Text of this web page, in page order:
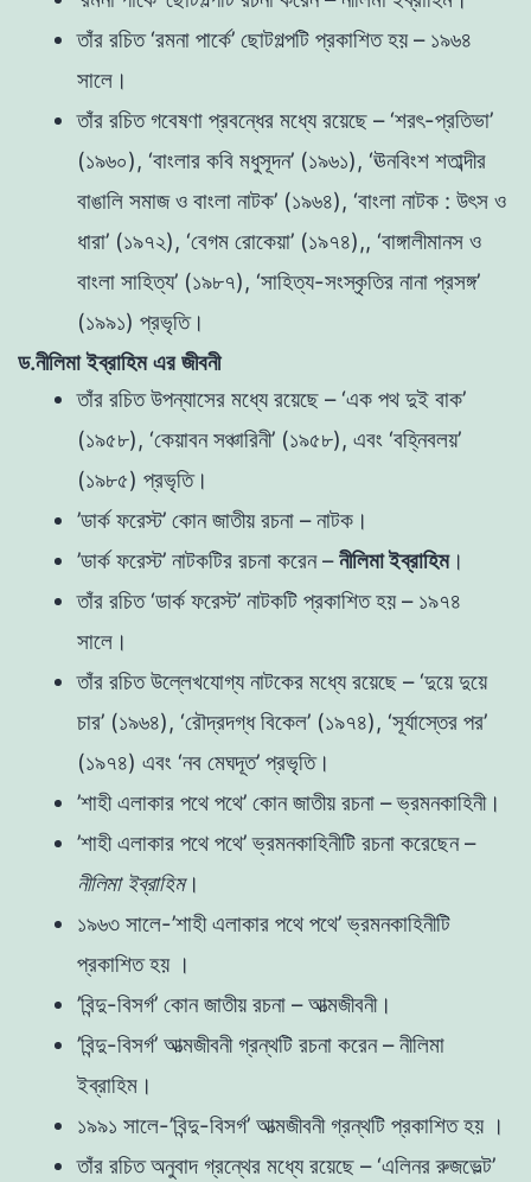
তাঁর রচিত ‘রমনা পার্কে’ ছোটগল্পটি প্রকাশিত হয় – ১৯৬৪
সালে।
তাঁর রচিত গবেষণা প্রবন্ধের মধ্যে রয়েছে – ‘শরৎ-প্রতিভা’
(১৯৬০), ‘বাংলার কবি মধুসূদন’ (১৯৬১), ‘ঊনবিংশ শতাব্দীর
বাঙালি সমাজ ও বাংলা নাটক’ (১৯৬৪), ‘বাংলা নাটক : উৎস ও
ধারা’ (১৯৭২), ‘বেগম রোকেয়া’ (১৯৭৪),, ‘বাঙ্গালীমানস ও
বাংলা সাহিত্য’ (১৯৮৭), ‘সাহিত্য-সংস্কৃতির নানা প্রসঙ্গ’
(১৯৯১) প্রভৃতি।
ড.নীলিমা ইব্রাহিম এর জীবনী
তাঁর রচিত উপন্যাসের মধ্যে রয়েছে – ‘এক পথ দুই বাক’
(১৯৫৮), ‘কেয়াবন সঞ্চারিনী’ (১৯৫৮), এবং ‘বহ্নিবলয়’
(১৯৮৫) প্রভৃতি।
’ডার্ক ফরেস্ট’ কোন জাতীয় রচনা – নাটক।
’ডার্ক ফরেস্ট’ নাটকটির রচনা করেন –নীলিমা ইব্রাহিম।
তাঁর রচিত ‘ডার্ক ফরেস্ট’ নাটকটি প্রকাশিত হয় – ১৯৭৪
সালে।
তাঁর রচিত উল্লেখযোগ্য নাটকের মধ্যে রয়েছে – ‘দুয়ে দুয়ে
চার’ (১৯৬৪), ‘রৌদ্রদগ্ধ বিকেল’ (১৯৭৪), ‘সূর্যাস্তের পর’
(১৯৭৪) এবং ‘নব মেঘদূত’ প্রভৃতি।
’শাহী এলাকার পথে পথে’ কোন জাতীয় রচনা – ভ্রমনকাহিনী।
’শাহী এলাকার পথে পথে’ ভ্রমনকাহিনীটি রচনা করেছেন –
নীলিমা ইব্রাহিম।
১৯৬৩ সালে-’শাহী এলাকার পথে পথে’ ভ্রমনকাহিনীটি
প্রকাশিত হয় ।
’বিন্দু-বিসর্গ’ কোন জাতীয় রচনা – আত্মজীবনী।
’বিন্দু-বিসর্গ’ আত্মজীবনী গ্রন্থটি রচনা করেন – নীলিমা
ইব্রাহিম।
১৯৯১ সালে-’বিন্দু-বিসর্গ’ আত্মজীবনী গ্রন্থটি প্রকাশিত হয় ।
তাঁর রচিত অনুবাদ গ্রন্থের মধ্যে রয়েছে – ‘এলিনর রুজভেল্ট’